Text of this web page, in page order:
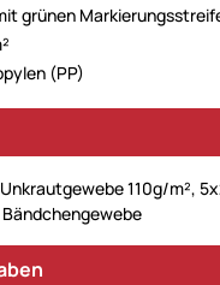
grünen
(PP)
110g/m²,